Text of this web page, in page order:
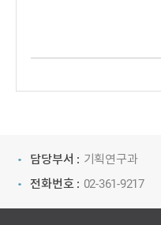
담당부서 : 기획연구과
전화번호 : 02-361-9217